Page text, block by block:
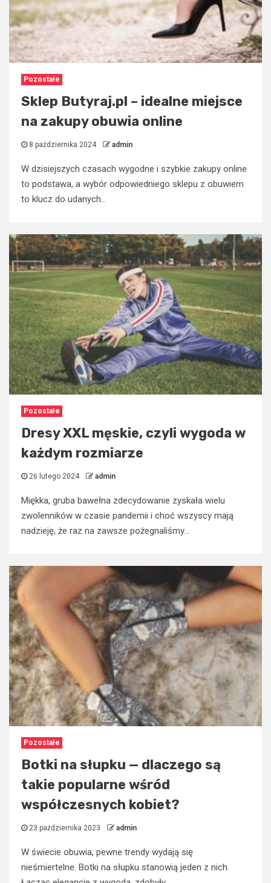
Pozostałe
Sklep Butyraj.pl – idealne miejsce
na zakupy obuwia online
8 października 2024 admin
W dzisiejszych czasach wygodne i szybkie zakupy online
to podstawa, a wybór odpowiedniego sklepu z obuwiem
to klucz do udanych...
Pozostałe
Dresy XXL męskie, czyli wygoda w
każdym rozmiarze
26 lutego 2024 admin
Miękka, gruba bawełna zdecydowanie zyskała wielu
zwolenników w czasie pandemii i choć wszyscy mają
nadzieję, że raz na zawsze pożegnaliśmy...
Pozostałe
Botki na słupku — dlaczego są
takie popularne wśród
współczesnych kobiet?
23 października 2023 admin
W świecie obuwia, pewne trendy wydają się
nieśmiertelne. Botki na słupku stanowią jeden z nich.